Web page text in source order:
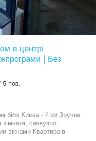
в центрі
| Без
5 пов.
біля Києва - 7 км Зручне
санвузол,
вікнами Квартира в